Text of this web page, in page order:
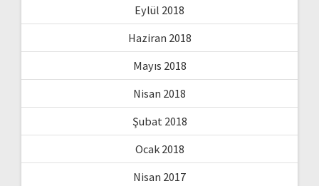
Eylül 2018
Haziran 2018
Mayıs 2018
Nisan 2018
Şubat 2018
Ocak 2018
Nisan 2017